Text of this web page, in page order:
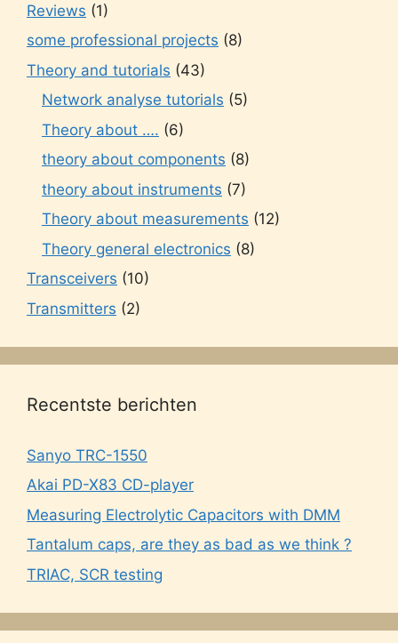
Reviews (1)
some professional projects (8)
Theory and tutorials (43)
Network analyse tutorials (5)
Theory about …. (6)
theory about components (8)
theory about instruments (7)
Theory about measurements (12)
Theory general electronics (8)
Transceivers (10)
Transmitters (2)
Recentste berichten
Sanyo TRC-1550
Akai PD-X83 CD-player
Measuring Electrolytic Capacitors with DMM
Tantalum caps, are they as bad as we think ?
TRIAC, SCR testing